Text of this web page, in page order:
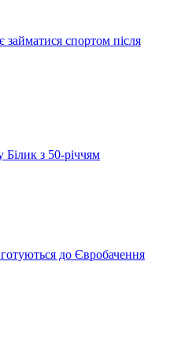
спортом після
Білик з 50-річчям
до Євробачення